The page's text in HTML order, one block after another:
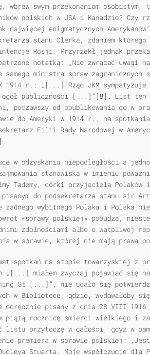
wbrew swym przekonaniom
polskich w USA i Kanadzie?
najwięcej enigmatycznych
stanu Clerka, zdaniem
Rosji. Przyrzekł jednak
notatką: „Nie zwracać uwagi na
samego ministra spraw zagranicznych
r.: „[...] Rząd JKM sympatyzuje
publiczności [...]” [8] . List ten
począwszy od opublikowania go w
do Ameryki w 1914 r., na
Filii Rady Narodowej w
.
w odzyskaniu niepodległości a
stanowiska w imieniu
Tademy, córki przyjaciela Polaków i
do podsekretarza stanu sir
żadnego wybitnego Polaka i Polska
«sprawy polskiej» pobudza,
zdolnościami albo o wątpliwej
w sprawie, której nie mają prawa
spotkań na stopie towarzyskiej z
„[...] miałem zwyczaj pojawiać się
St [...]”, nie udało się
w Bibliotece, gdzie, wydawałoby
pisany z dnia-28 VIII 1916
piątą rocznicę śmierci wielkiego i
listu przytoczę w całości, gdyż w
premiera w sprawie polskiej:
Stuarta. Moje współczucie